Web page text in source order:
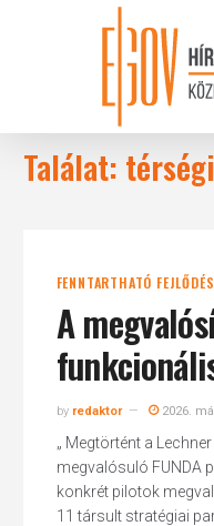
Találat:
FENNTARTHATÓ FEJLŐDÉS
A
by redaktor 2026.
„ Megtörtént a
megvalósuló FUNDA
konkrét pilotok
11 társult stratégiai